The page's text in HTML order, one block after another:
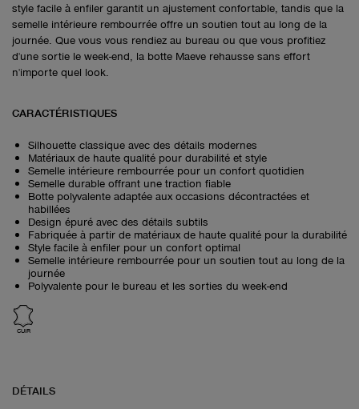
style facile à enfiler garantit un ajustement confortable, tandis que la
semelle intérieure rembourrée offre un soutien tout au long de la
journée. Que vous vous rendiez au bureau ou que vous profitiez
d'une sortie le week-end, la botte Maeve rehausse sans effort
n'importe quel look.
CARACTÉRISTIQUES
Silhouette classique avec des détails modernes
Matériaux de haute qualité pour durabilité et style
Semelle intérieure rembourrée pour un confort quotidien
Semelle durable offrant une traction fiable
Botte polyvalente adaptée aux occasions décontractées et
habillées
Design épuré avec des détails subtils
Fabriquée à partir de matériaux de haute qualité pour la durabilité
Style facile à enfiler pour un confort optimal
Semelle intérieure rembourrée pour un soutien tout au long de la
journée
Polyvalente pour le bureau et les sorties du week-end
CUIR
DÉTAILS